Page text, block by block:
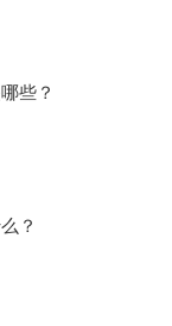
些？
？